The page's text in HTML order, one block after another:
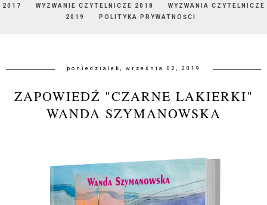
2017
WYZWANIE CZYTELNICZE 2018
WYZWANIA CZYTELNICZE
2019
POLITYKA PRYWATNOŚCI
poniedziałek, września 02, 2019
ZAPOWIEDŹ "CZARNE LAKIERKI"
WANDA SZYMANOWSKA